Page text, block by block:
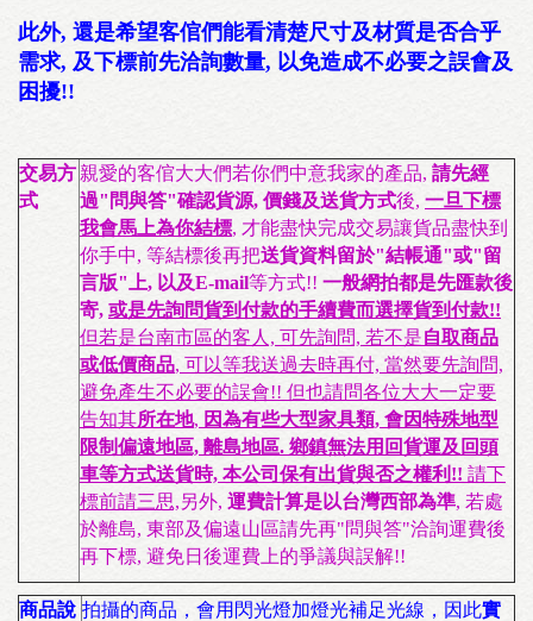
此外, 還是希望客倌們能看清楚尺寸及材質是否合乎
需求, 及下標前先洽詢數量, 以免造成不必要之誤會及
困擾!!
交易方
式
親愛的客倌大大們若你們中意我家的產品, 請先經
過"問與答"確認貨源, 價錢及送貨方式後, 一旦下標
我會馬上為你結標, 才能盡快完成交易讓貨品盡快到
你手中, 等結標後再把送貨資料留於"結帳通"或"留
言版"上, 以及E-mail等方式!! 一般網拍都是先匯款後
寄, 或是先詢問貨到付款的手續費而選擇貨到付款!!
但若是台南市區的客人, 可先詢問, 若不是自取商品
或低價商品, 可以等我送過去時再付, 當然要先詢問,
避免產生不必要的誤會!! 但也請問各位大大一定要
告知其所在地, 因為有些大型家具類, 會因特殊地型
限制偏遠地區, 離島地區. 鄉鎮無法用回貨運及回頭
車等方式送貨時, 本公司保有出貨與否之權利!! 請下
標前請三思,另外, 運費計算是以台灣西部為準, 若處
於離島, 東部及偏遠山區請先再"問與答"洽詢運費後
再下標, 避免日後運費上的爭議與誤解!!
商品說 拍攝的商品，會用閃光燈加燈光補足光線，因此實